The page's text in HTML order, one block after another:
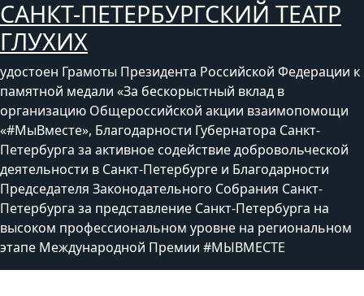
Перейти
к
содержимому
САНКТ-ПЕТЕРБУРГСКИЙ ТЕАТР
ГЛУХИХ
удостоен Грамоты Президента Российской Федерации к
памятной медали «За бескорыстный вклад в
организацию Общероссийской акции взаимопомощи
«#МыВместе», Благодарности Губернатора Санкт-
Петербурга за активное содействие добровольческой
деятельности в Санкт-Петербурге и Благодарности
Председателя Законодательного Собрания Санкт-
Петербурга за представление Санкт-Петербурга на
высоком профессиональном уровне на региональном
этапе Международной Премии #МЫВМЕСТЕ